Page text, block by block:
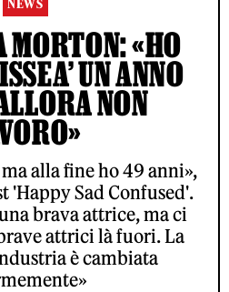
NEWS
«HO
UN ANNO
NON
alla fine ho 49 anni»,
'Happy Sad Confused'.
brava attrice, ma ci
attrici là fuori. La
è cambiata